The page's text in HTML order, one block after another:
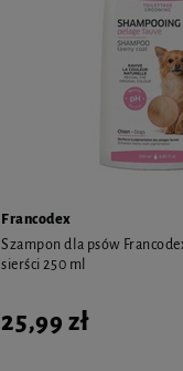
Francodex
Szampon dla psów
sierści 250 ml
25,99 zł